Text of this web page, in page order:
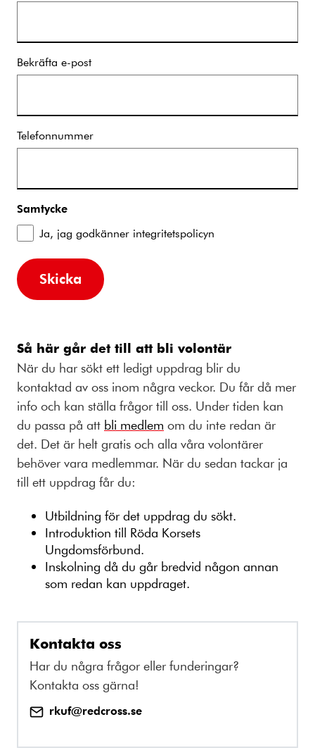
Bekräfta e-post
Telefonnummer
Samtycke
Ja, jag godkänner integritetspolicyn
Skicka
Så här går det till att bli volontär
När du har sökt ett ledigt uppdrag blir du
kontaktad av oss inom några veckor. Du får då mer
info och kan ställa frågor till oss. Under tiden kan
du passa på att bli medlem om du inte redan är
det. Det är helt gratis och alla våra volontärer
behöver vara medlemmar. När du sedan tackar ja
till ett uppdrag får du:
Utbildning för det uppdrag du sökt.
Introduktion till Röda Korsets
Ungdomsförbund.
Inskolning då du går bredvid någon annan
som redan kan uppdraget.
Kontakta oss
Har du några frågor eller funderingar?
Kontakta oss gärna!
rkuf@redcross.se